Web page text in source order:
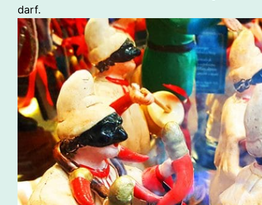
darf.